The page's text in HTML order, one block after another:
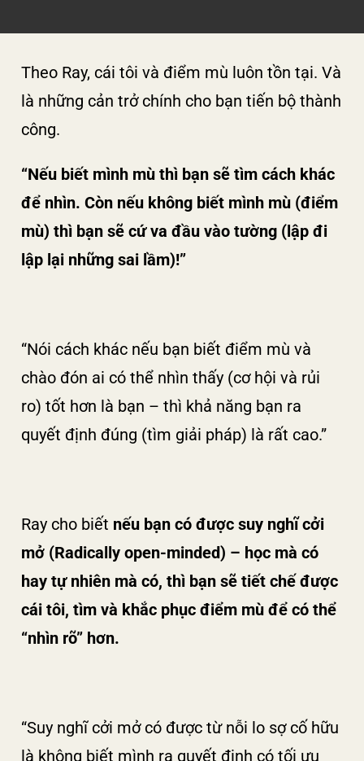
Theo Ray, cái tôi và điểm mù luôn tồn tại. Và
là những cản trở chính cho bạn tiến bộ thành
công.
“Nếu biết mình mù thì bạn sẽ tìm cách khác
để nhìn. Còn nếu không biết mình mù (điểm
mù) thì bạn sẽ cứ va đầu vào tường (lập đi
lập lại những sai lầm)!”
“Nói cách khác nếu bạn biết điểm mù và
chào đón ai có thể nhìn thấy (cơ hội và rủi
ro) tốt hơn là bạn – thì khả năng bạn ra
quyết định đúng (tìm giải pháp) là rất cao.”
Ray cho biết nếu bạn có được suy nghĩ cởi
mở (Radically open-minded) – học mà có
hay tự nhiên mà có, thì bạn sẽ tiết chế được
cái tôi, tìm và khắc phục điểm mù để có thể
“nhìn rõ” hơn.
“Suy nghĩ cởi mở có được từ nỗi lo sợ cố hữu
là không biết mình ra quyết định có tối ưu